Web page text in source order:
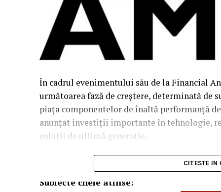
În cadrul evenimentului său de la Financial
următoarea fază de creștere, determinată de
piața componentelor de înaltă performanță
anunțat investiții importante în tehnologie,
soluții de ultimă generație.
Subiecte cheie atinse:
CITESTE IN